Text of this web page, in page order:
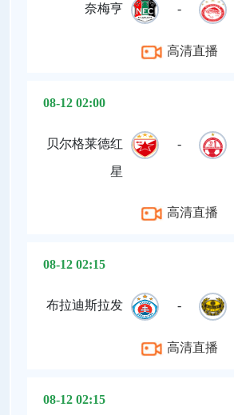
奈梅亨 -
高清直播
08-12 02:00
贝尔格莱德红
星
-
高清直播
08-12 02:15
布拉迪斯拉发 -
高清直播
08-12 02:15